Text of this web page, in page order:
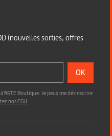
(nouvelles sorties, offres
OK
Boutique. Je peux me désinscrire
nos CGU.